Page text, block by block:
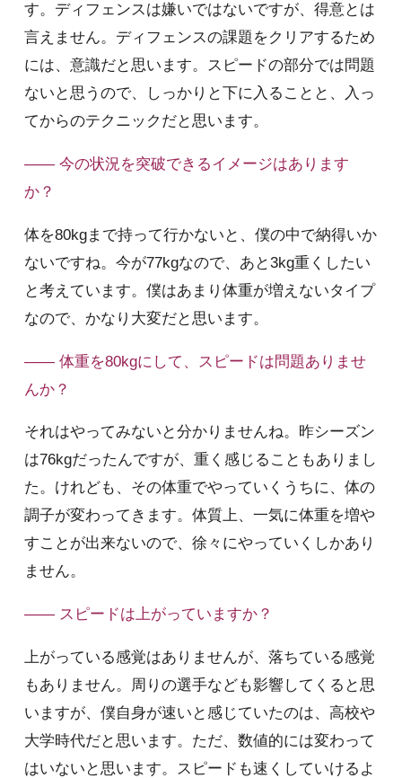
す。ディフェンスは嫌いではないですが、得意とは
言えません。ディフェンスの課題をクリアするため
には、意識だと思います。スピードの部分では問題
ないと思うので、しっかりと下に入ることと、入っ
てからのテクニックだと思います。
—— 今の状況を突破できるイメージはあります
か？
体を80kgまで持って行かないと、僕の中で納得いか
ないですね。今が77kgなので、あと3kg重くしたい
と考えています。僕はあまり体重が増えないタイプ
なので、かなり大変だと思います。
—— 体重を80kgにして、スピードは問題ありませ
んか？
それはやってみないと分かりませんね。昨シーズン
は76kgだったんですが、重く感じることもありまし
た。けれども、その体重でやっていくうちに、体の
調子が変わってきます。体質上、一気に体重を増や
すことが出来ないので、徐々にやっていくしかあり
ません。
—— スピードは上がっていますか？
上がっている感覚はありませんが、落ちている感覚
もありません。周りの選手なども影響してくると思
いますが、僕自身が速いと感じていたのは、高校や
大学時代だと思います。ただ、数値的には変わって
はいないと思います。スピードも速くしていけるよ